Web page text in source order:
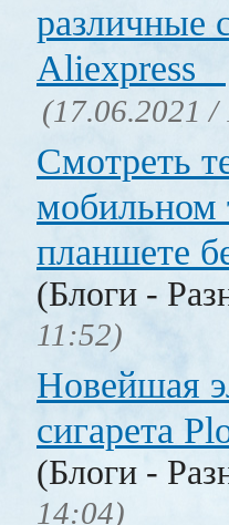
различные
Aliexpress
(17.06.2021 /
Смотреть
мобильном
планшете
(Блоги -
11:52)
Новейшая
сигарета
(Блоги -
14:04)